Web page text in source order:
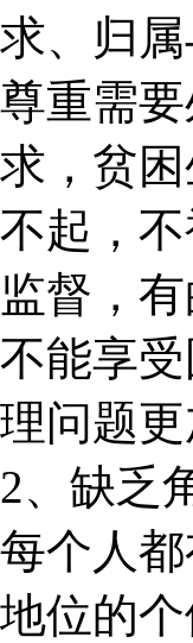
求、归
尊重需
求，贫
不起，
监督，
不能享
理问题更
2、缺乏
每个人
地位的